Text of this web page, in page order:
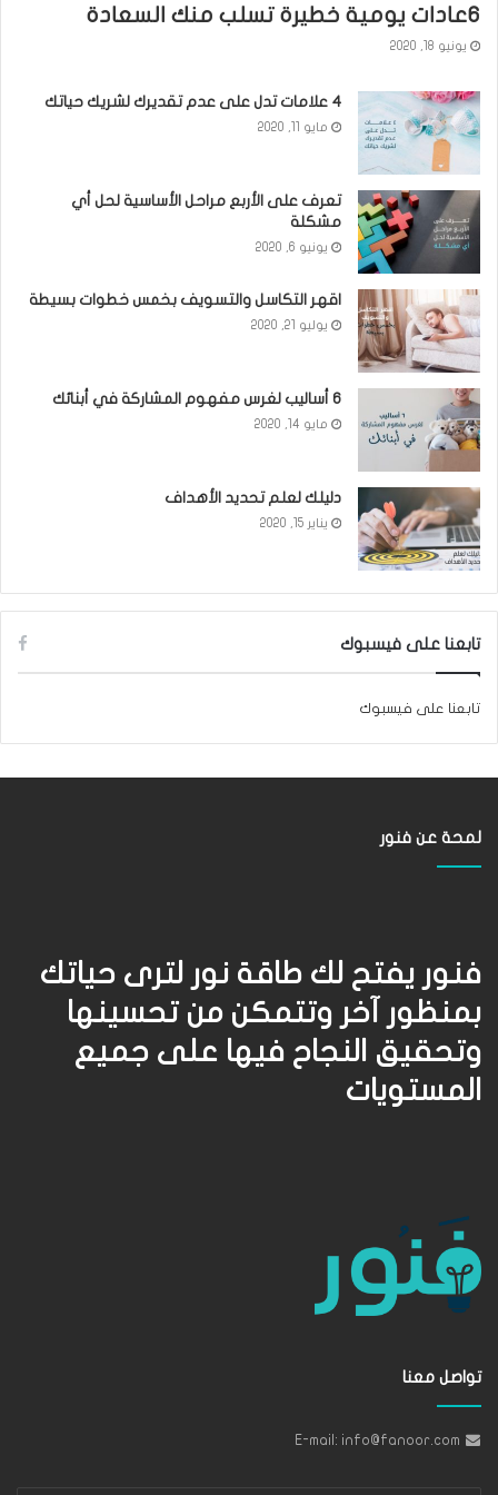
٦عادات يومية خطيرة تسلب منك السعادة
يونيو 18, 2020
٤ علامات تدل على عدم تقديرك لشريك حياتك
مايو 11, 2020
تعرف على الأربع مراحل الأساسية لحل أي
مشكلة
يونيو 6, 2020
اقهر التكاسل والتسويف بخمس خطوات بسيطة
يوليو 21, 2020
6 أساليب لغرس مفهوم المشاركة في أبنائك
مايو 14, 2020
دليلك لعلم تحديد الأهداف
يناير 15, 2020
تابعنا على فيسبوك
تابعنا على فيسبوك
لمحة عن فنور
فنور يفتح لك طاقة نور لترى حياتك
بمنظور آخر وتتمكن من تحسينها
وتحقيق النجاح فيها على جميع
المستويات
تواصل معنا